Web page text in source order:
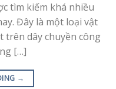
tìm kiếm khá nhiều
Đây là một loại vật
trên dây chuyền công
[…]
→